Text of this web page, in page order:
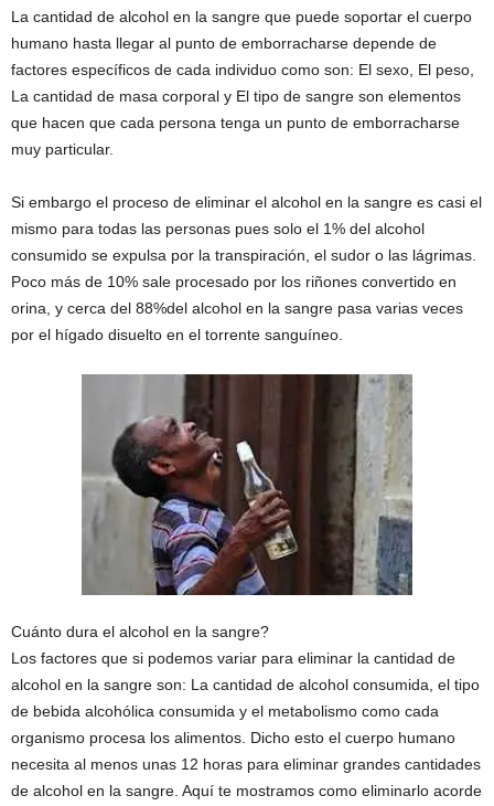
La cantidad de alcohol en la sangre que puede soportar el cuerpo
humano hasta llegar al punto de emborracharse depende de
factores específicos de cada individuo como son: El sexo, El peso,
La cantidad de masa corporal y El tipo de sangre son elementos
que hacen que cada persona tenga un punto de emborracharse
muy particular.
Si embargo el proceso de eliminar el alcohol en la sangre es casi el
mismo para todas las personas pues solo el 1% del alcohol
consumido se expulsa por la transpiración, el sudor o las lágrimas.
Poco más de 10% sale procesado por los riñones convertido en
orina, y cerca del 88%del alcohol en la sangre pasa varias veces
por el hígado disuelto en el torrente sanguíneo.
Cuánto dura el alcohol en la sangre?
Los factores que si podemos variar para eliminar la cantidad de
alcohol en la sangre son: La cantidad de alcohol consumida, el tipo
de bebida alcohólica consumida y el metabolismo como cada
organismo procesa los alimentos. Dicho esto el cuerpo humano
necesita al menos unas 12 horas para eliminar grandes cantidades
de alcohol en la sangre. Aquí te mostramos como eliminarlo acorde